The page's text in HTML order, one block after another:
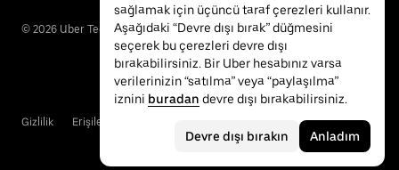
© 2026 Uber Technologies Inc.
Gizlilik Erişilebilirlik
sağlamak için üçüncü taraf çerezleri kullanır.
Aşağıdaki “Devre dışı bırak” düğmesini
seçerek bu çerezleri devre dışı
bırakabilirsiniz. Bir Uber hesabınız varsa
verilerinizin “satılma” veya “paylaşılma”
iznini buradan devre dışı bırakabilirsiniz.
Devre dışı bırakın Anladım